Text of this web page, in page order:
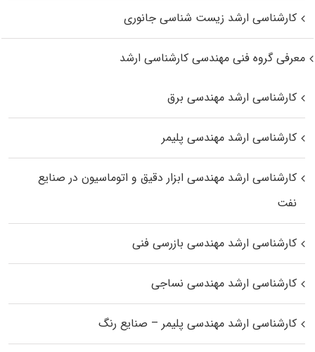
کارشناسی ارشد زیست‌ شناسی جانوری
معرفی گروه فنی مهندسی کارشناسی ارشد
کارشناسی ارشد مهندسی برق
کارشناسی ارشد مهندسی پلیمر
کارشناسی ارشد مهندسی ابزار دقیق و اتوماسیون در صنایع
نفت
کارشناسی ارشد مهندسی بازرسی فنی
کارشناسی ارشد مهندسی نساجی
کارشناسی ارشد مهندسی پلیمر – صنایع رنگ